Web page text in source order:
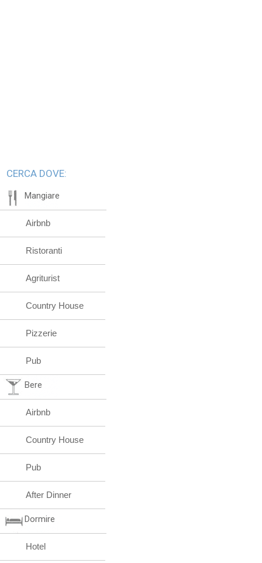
CERCA DOVE:
Mangiare
Airbnb
Ristoranti
Agriturist
Country House
Pizzerie
Pub
Bere
Airbnb
Country House
Pub
After Dinner
Dormire
Hotel